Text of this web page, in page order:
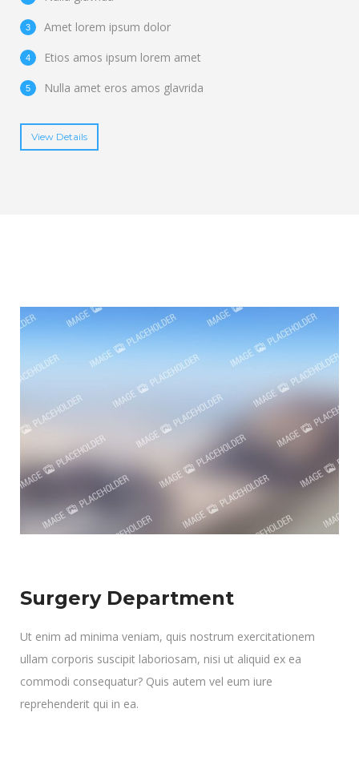
Amet lorem ipsum dolor
Etios amos ipsum lorem amet
Nulla amet eros amos glavrida
View Details
Surgery Department
Ut enim ad minima veniam, quis nostrum exercitationem
ullam corporis suscipit laboriosam, nisi ut aliquid ex ea
commodi consequatur? Quis autem vel eum iure
reprehenderit qui in ea.